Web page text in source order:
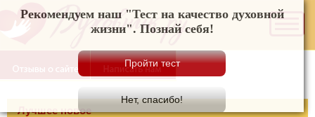
Рекомендуем наш "Тест на качество духовной
жизни". Познай себя!
Лучшее новое